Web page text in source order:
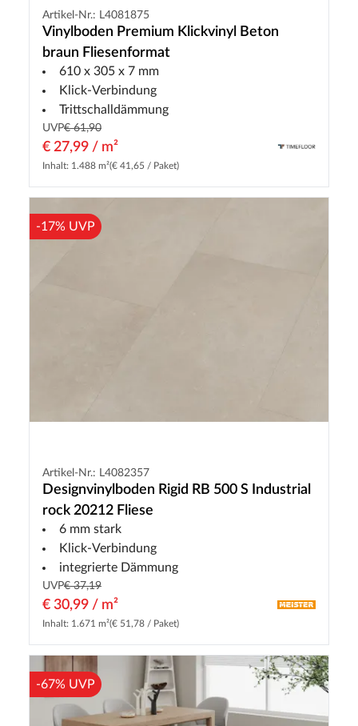
Artikel-Nr.: L4081875
Vinylboden Premium Klickvinyl Beton
braun Fliesenformat
610 x 305 x 7 mm
Klick-Verbindung
Trittschalldämmung
UVP€ 61,90
€ 27,99 / m²
Inhalt: 1.488 m²(€ 41,65 / Paket)
-17% UVP
Artikel-Nr.: L4082357
Designvinylboden Rigid RB 500 S Industrial
rock 20212 Fliese
6 mm stark
Klick-Verbindung
integrierte Dämmung
UVP€ 37,19
€ 30,99 / m²
Inhalt: 1.671 m²(€ 51,78 / Paket)
-67% UVP